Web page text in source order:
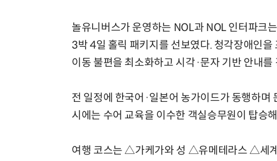
놀유니버스가 운영하는 NOL과 NOL 인터파크
3박 4일 홀릭 패키지를 선보였다. 청각장애인
이동 불편을 최소화하고 시각·문자 기반 안내를
전 일정에 한국어·일본어 농가이드가 동행하며
시에는 수어 교육을 이수한 객실승무원이 탑승
여행 코스는 △가케가와 성 △유메테라스 △세